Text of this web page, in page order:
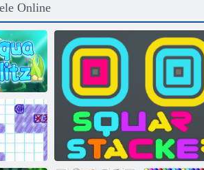
Online
Blitz